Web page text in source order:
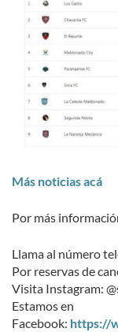
Más noticias acá
Por más
Llama al número
Por reservas de
Visita Instagram:
Estamos en
Facebook: https://